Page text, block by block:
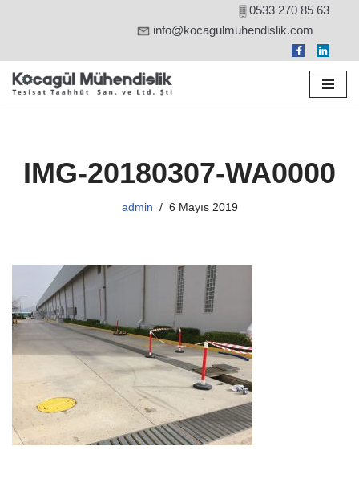
0533 270 85 63
info@kocagulmuhendislik.com
IMG-20180307-WA0000
admin 6 Mayıs 2019